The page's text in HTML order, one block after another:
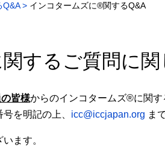
Q&A インコタームズに®関するQ&A
関するご質問に関
皆様からのインコタームズ®に関
を明記の上、 icc@iccjapan.org ま
ます。